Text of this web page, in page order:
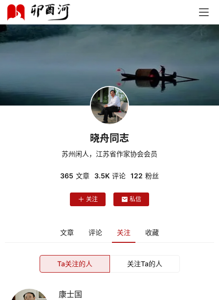
晓舟同志
苏州闲人，江苏省作家协会会员
365 文章 3.5K 评论 122 粉丝
关注 私信
文章 评论 关注 收藏
Ta关注的人 关注Ta的人
康士国